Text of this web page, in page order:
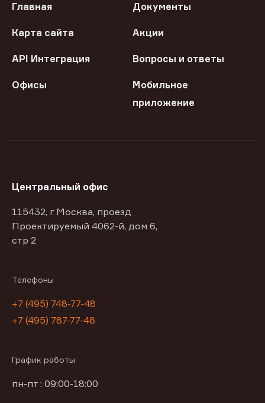
Главная Документы
Карта сайта Акции
API Интеграция Вопросы и ответы
Офисы
Мобильное
приложение
Центральный офис
115432, г Москва, проезд
Проектируемый 4062-й, дом 6,
стр 2
Телефоны
+7 (495) 748-77-48
+7 (495) 787-77-48
График работы
пн-пт : 09:00-18:00